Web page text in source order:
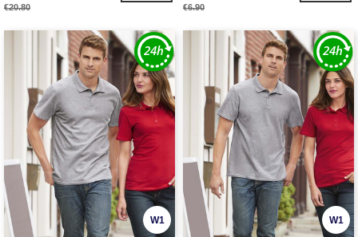
€20.80 €6.90
W1 W1